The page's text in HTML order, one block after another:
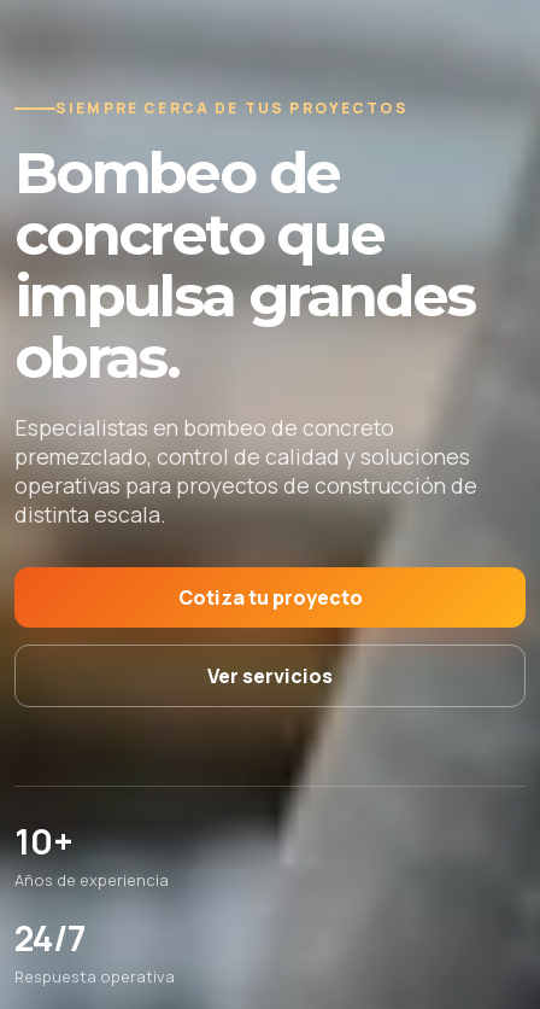
SIEMPRE CERCA DE TUS PROYECTOS
Bombeo de
concreto que
impulsa grandes
obras.
Especialistas en bombeo de concreto
premezclado, control de calidad y soluciones
operativas para proyectos de construcción de
distinta escala.
Cotiza tu proyecto
Ver servicios
10+
Años de experiencia
24/7
Respuesta operativa